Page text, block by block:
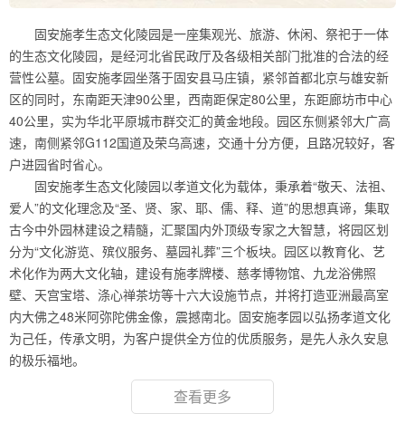
固安施孝生态文化陵园是一座集观光、旅游、休闲、祭祀于一体
的生态文化陵园，是经河北省民政厅及各级相关部门批准的合法的经
营性公墓。固安施孝园坐落于固安县马庄镇，紧邻首都北京与雄安新
区的同时，东南距天津90公里，西南距保定80公里，东距廊坊市中心
40公里，实为华北平原城市群交汇的黄金地段。园区东侧紧邻大广高
速，南侧紧邻G112国道及荣乌高速，交通十分方便，且路况较好，客
户进园省时省心。
固安施孝生态文化陵园以孝道文化为载体，秉承着“敬天、法祖、
爱人”的文化理念及“圣、贤、家、耶、儒、释、道”的思想真谛，集取
古今中外园林建设之精髓，汇聚国内外顶级专家之大智慧，将园区划
分为“文化游览、殡仪服务、墓园礼葬”三个板块。园区以教育化、艺
术化作为两大文化轴，建设有施孝牌楼、慈孝博物馆、九龙浴佛照
壁、天宫宝塔、涤心禅茶坊等十六大设施节点，并将打造亚洲最高室
内大佛之48米阿弥陀佛金像，震撼南北。固安施孝园以弘扬孝道文化
为己任，传承文明，为客户提供全方位的优质服务，是先人永久安息
的极乐福地。
查看更多